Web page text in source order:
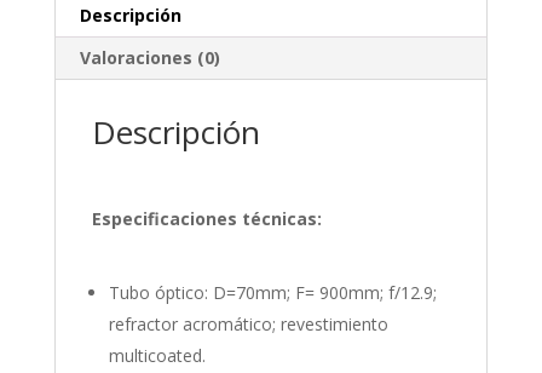
Descripción
Valoraciones (0)
Descripción
Especificaciones técnicas:
Tubo óptico: D=70mm; F= 900mm; f/12.9;
refractor acromático; revestimiento
multicoated.